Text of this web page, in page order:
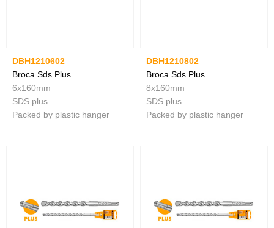
DBH1210602
Broca Sds Plus
6x160mm
SDS plus
Packed by plastic hanger
DBH1210802
Broca Sds Plus
8x160mm
SDS plus
Packed by plastic hanger